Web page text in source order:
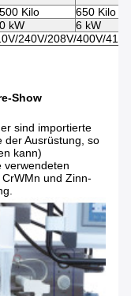
Kilo
650 Kilo
kW
6 kW
240V/208V/400V/
Show
sind importierte
der Ausrüstung, so
kann)
verwendeten
und Zinn-